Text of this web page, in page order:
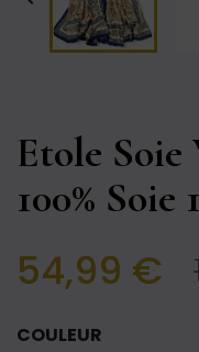
Etole
100% Soie
54,99 €
COULEUR